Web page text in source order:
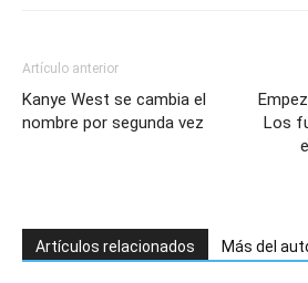
Artículo anterior
Kanye West se cambia el
nombre por segunda vez
Los
Artículos relacionados Más del